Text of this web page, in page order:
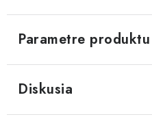
Parametre produktu
Diskusia